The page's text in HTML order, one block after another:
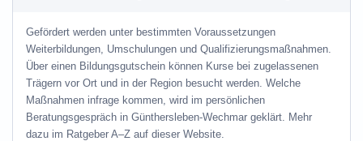
Gefördert werden unter bestimmten Voraussetzungen
Weiterbildungen, Umschulungen und Qualifizierungsmaßnahmen.
Über einen Bildungsgutschein können Kurse bei zugelassenen
Trägern vor Ort und in der Region besucht werden. Welche
Maßnahmen infrage kommen, wird im persönlichen
Beratungsgespräch in Günthersleben-Wechmar geklärt. Mehr
dazu im Ratgeber A–Z auf dieser Website.